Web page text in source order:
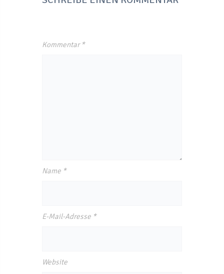
Kommentar *
Name *
E-Mail-Adresse *
Website